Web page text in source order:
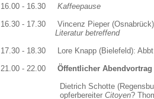
16.00 - 16.30 Kaffeepause
16.30 - 17.30 Vincenz Pieper
Literatur betreffend
17.30 - 18.30 Lore Knapp (Bielefeld):
21.00 - 22.00 Öffentlicher Abendvortrag
Dietrich Schotte
opferbereiter Citoyen?